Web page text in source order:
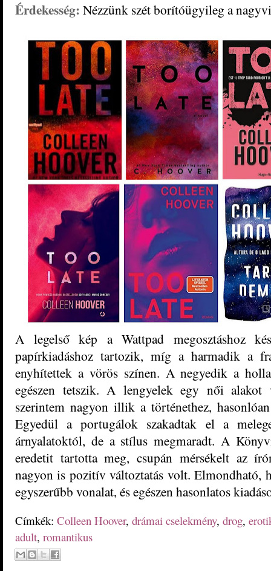
Érdekesség: Nézzünk szét borítóügyileg a
A legelső kép a Wattpad megosztáshoz
papírkiadáshoz tartozik, míg a harmadik a
enyhítettek a vörös színen. A negyedik a
egészen tetszik. A lengyelek egy női alakot
szerintem nagyon illik a történethez,
Egyedül a portugálok szakadtak el a
árnyalatoktól, de a stílus megmaradt. A
eredetit tartotta meg, csupán mérsékelt az
nagyon is pozitív változtatás volt. Elmondható,
egyszerűbb vonalat, és egészen hasonlatos
Címkék: Colleen Hoover, drámai cselekmény, drog,
adult, romantikus